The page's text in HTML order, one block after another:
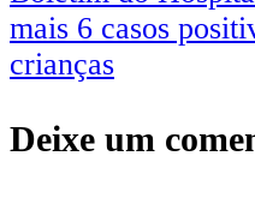
mais 6 casos
crianças
Deixe um